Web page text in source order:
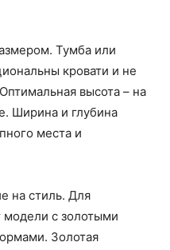
Тумба или
кровати и не
высота – на
Ширина и глубина
места и
на стиль. Для
модели с золотыми
Золотая